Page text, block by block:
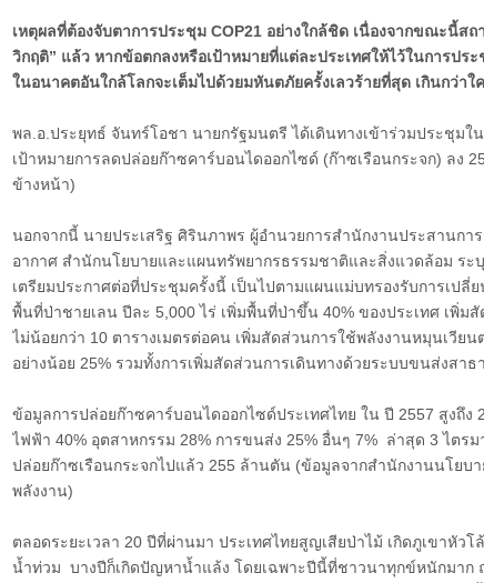
เหตุผลที่ต้องจับตาการประชุม COP21 อย่างใกล้ชิด เนื่องจากขณะนี้ส
วิกฤติ” แล้ว หากข้อตกลงหรือเป้าหมายที่แต่ละประเทศให้ไว้ในการปร
ในอนาคตอันใกล้โลกจะเต็มไปด้วยมหันตภัยครั้งเลวร้ายที่สุด เกินกว่าใ
พล.อ.ประยุทธ์ จันทร์โอชา นายกรัฐมนตรี ได้เดินทางเข้าร่วมประชุมใ
เป้าหมายการลดปล่อยก๊าซคาร์บอนไดออกไซด์ (ก๊าซเรือนกระจก) ลง
ข้างหน้า)
นอกจากนี้ นายประเสริฐ ศิรินภาพร ผู้อำนวยการสำนักงานประสานกา
อากาศ สำนักนโยบายและแผนทรัพยากรธรรมชาติและสิ่งแวดล้อม ระ
เตรียมประกาศต่อที่ประชุมครั้งนี้ เป็นไปตามแผนแม่บทรองรับการเปลี่
พื้นที่ป่าชายเลน ปีละ 5,000ไร่ เพิ่มพื้นที่ป่าขึ้น 40% ของประเทศ เพิ่ม
ไม่น้อยกว่า 10 ตารางเมตรต่อคน เพิ่มสัดส่วนการใช้พลังงานหมุนเวีย
อย่างน้อย 25% รวมทั้งการเพิ่มสัดส่วนการเดินทางด้วยระบบขนส่งสาธ
ข้อมูลการปล่อยก๊าซคาร์บอนไดออกไซด์ประเทศไทย ใน ปี 2557 สูงถึง
ไฟฟ้า 40% อุตสาหกรรม 28% การขนส่ง 25% อื่นๆ 7% ล่าสุด 3 ไตรม
ปล่อยก๊าซเรือนกระจกไปแล้ว 255 ล้านตัน (ข้อมูลจากสำนักงานนโยบ
พลังงาน)
ตลอดระยะเวลา 20 ปีที่ผ่านมา ประเทศไทยสูญเสียป่าไม้ เกิดภูเขาหัว
น้ำท่วม บางปีก็เกิดปัญหาน้ำแล้ง โดยเฉพาะปีนี้ที่ชาวนาทุกข์หนักมาก